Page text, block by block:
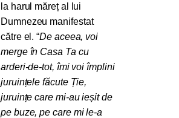
la harul măreț al lui
Dumnezeu manifestat
către el. “De aceea, voi
merge în Casa Ta cu
arderi-de-tot, îmi voi împlini
juruințele făcute Ție,
juruințe care mi-au ieșit de
pe buze, pe care mi le-a